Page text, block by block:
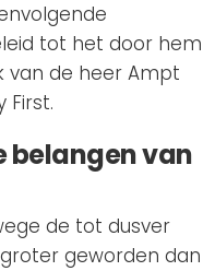
tot het door hem
van de heer Ampt
First.
belangen van
de tot dusver
geworden dan